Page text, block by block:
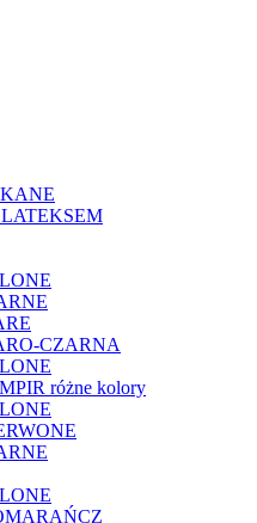
CZARNA
różne kolory